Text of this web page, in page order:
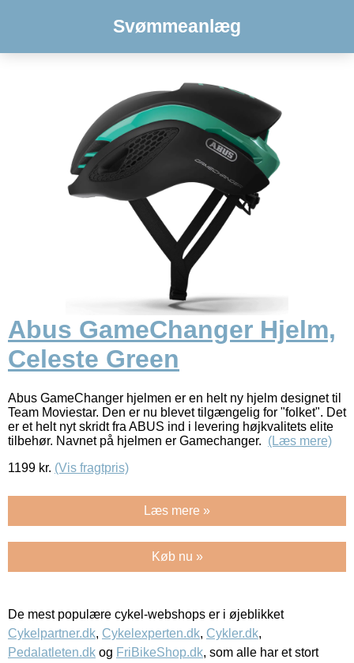
Svømmeanlæg
Abus GameChanger Hjelm,
Celeste Green
Abus GameChanger hjelmen er en helt ny hjelm designet til
Team Moviestar. Den er nu blevet tilgængelig for "folket". Det
er et helt nyt skridt fra ABUS ind i levering højkvalitets elite
tilbehør. Navnet på hjelmen er Gamechanger. (Læs mere)
1199 kr. (Vis fragtpris)
Læs mere »
Køb nu »
De mest populære cykel-webshops er i øjeblikket
Cykelpartner.dk, Cykelexperten.dk, Cykler.dk,
Pedalatleten.dk og FriBikeShop.dk, som alle har et stort